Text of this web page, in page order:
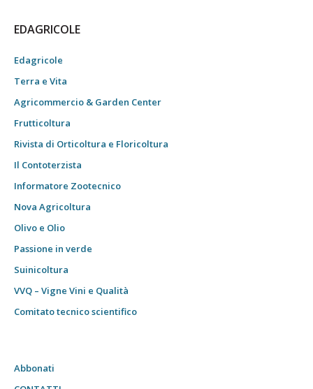
EDAGRICOLE
Edagricole
Terra e Vita
Agricommercio & Garden Center
Frutticoltura
Rivista di Orticoltura e Floricoltura
Il Contoterzista
Informatore Zootecnico
Nova Agricoltura
Olivo e Olio
Passione in verde
Suinicoltura
VVQ – Vigne Vini e Qualità
Comitato tecnico scientifico
Abbonati